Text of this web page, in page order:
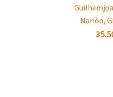
Nariòo,